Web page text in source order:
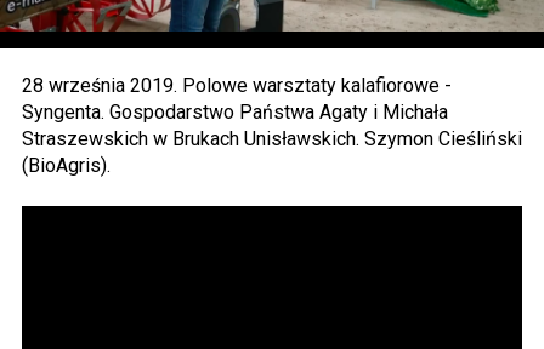
28 września 2019. Polowe warsztaty kalafiorowe -
Syngenta. Gospodarstwo Państwa Agaty i Michała
Straszewskich w Brukach Unisławskich. Szymon Cieśliński
(BioAgris).